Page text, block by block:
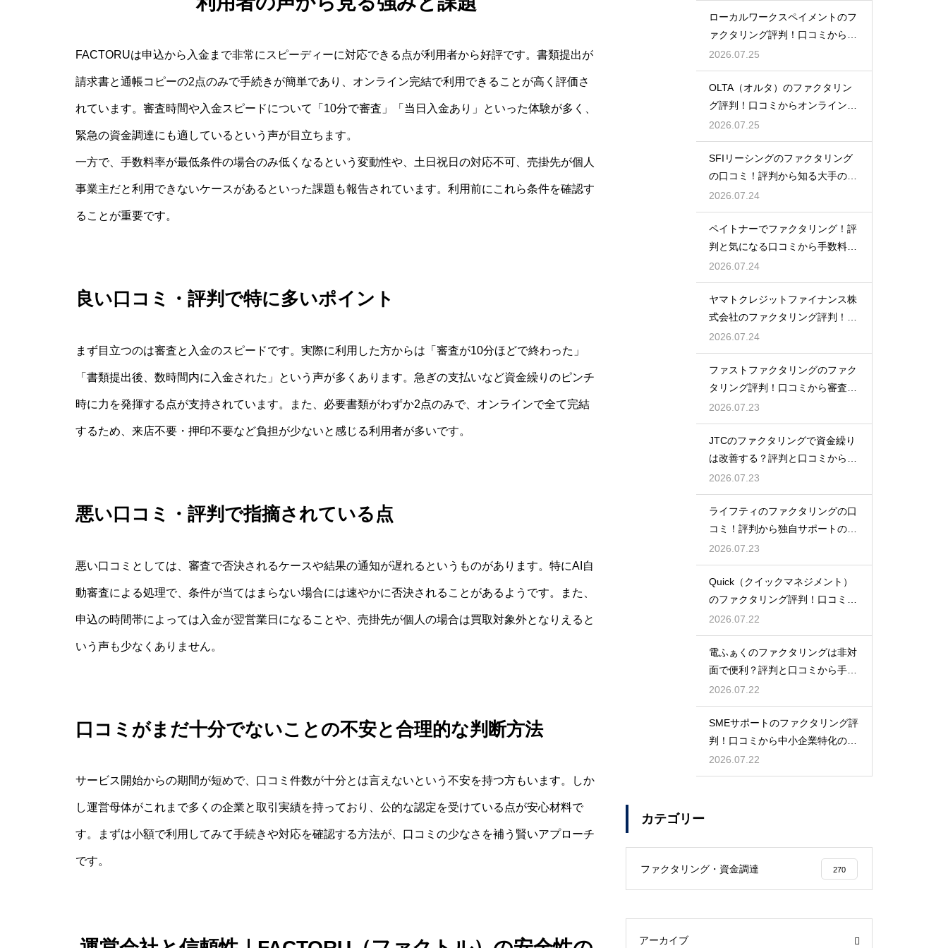
FACTORUは申込から入金まで非常にスピーディーに対応できる点が利用者から好評です。書類提出が
請求書と通帳コピーの2点のみで手続きが簡単であり、オンライン完結で利用できることが高く評価さ
れています。審査時間や入金スピードについて「10分で審査」「当日入金あり」といった体験が多く、
緊急の資金調達にも適しているという声が目立ちます。
一方で、手数料率が最低条件の場合のみ低くなるという変動性や、土日祝日の対応不可、売掛先が個人
事業主だと利用できないケースがあるといった課題も報告されています。利用前にこれら条件を確認す
ることが重要です。
良い口コミ・評判で特に多いポイント
まず目立つのは審査と入金のスピードです。実際に利用した方からは「審査が10分ほどで終わった」
「書類提出後、数時間内に入金された」という声が多くあります。急ぎの支払いなど資金繰りのピンチ
時に力を発揮する点が支持されています。また、必要書類がわずか2点のみで、オンラインで全て完結
するため、来店不要・押印不要など負担が少ないと感じる利用者が多いです。
悪い口コミ・評判で指摘されている点
悪い口コミとしては、審査で否決されるケースや結果の通知が遅れるというものがあります。特にAI自
動審査による処理で、条件が当てはまらない場合には速やかに否決されることがあるようです。また、
申込の時間帯によっては入金が翌営業日になることや、売掛先が個人の場合は買取対象外となりえると
いう声も少なくありません。
口コミがまだ十分でないことの不安と合理的な判断方法
サービス開始からの期間が短めで、口コミ件数が十分とは言えないという不安を持つ方もいます。しか
し運営母体がこれまで多くの企業と取引実績を持っており、公的な認定を受けている点が安心材料で
す。まずは小額で利用してみて手続きや対応を確認する方法が、口コミの少なさを補う賢いアプローチ
です。
ローカルワークスペイメントのフ
ァクタリング評判！口コミから探
るメリット
2026.07.25
OLTA（オルタ）のファクタリン
グ評判！口コミからオンライン完
結を検証
2026.07.25
SFIリーシングのファクタリング
の口コミ！評判から知る大手の確
かな実績
2026.07.24
ペイトナーでファクタリング！評
判と気になる口コミから手数料の
真実を探る
2026.07.24
ヤマトクレジットファイナンス株
式会社のファクタリング評判！口
コミと実績
2026.07.24
ファストファクタリングのファク
タリング評判！口コミから審査の
裏側を分析
2026.07.23
JTCのファクタリングで資金繰り
は改善する？評判と口コミから事
例を紹介
2026.07.23
ライフティのファクタリングの口
コミ！評判から独自サポートの良
さを実感
2026.07.23
Quick（クイックマネジメント）
のファクタリング評判！口コミで
の評価
2026.07.22
電ふぁくのファクタリングは非対
面で便利？評判と口コミから手軽
さを検証
2026.07.22
SMEサポートのファクタリング評
判！口コミから中小企業特化の強
みを調査
2026.07.22
カテゴリー
ファクタリング・資金調達 270
アーカイブ